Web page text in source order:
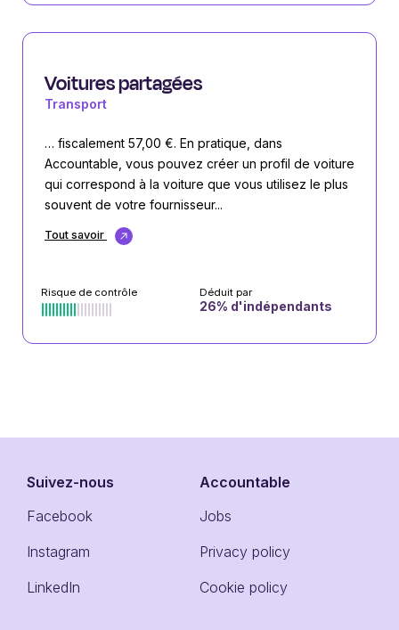
Voitures partagées
Transport
… fiscalement 57,00 €. En pratique, dans
Accountable, vous pouvez créer un profil de voiture
qui correspond à la voiture que vous utilisez le plus
souvent de votre fournisseur...
Tout savoir
Risque de contrôle Déduit par
26% d'indépendants
Suivez-nous
Facebook
Instagram
LinkedIn
Accountable
Jobs
Privacy policy
Cookie policy